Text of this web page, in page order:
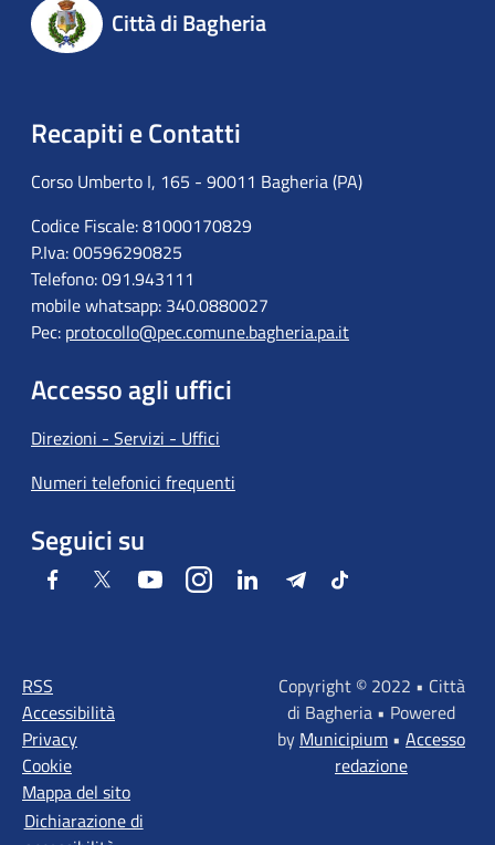
Città di Bagheria
Recapiti e Contatti
Corso Umberto I, 165 - 90011 Bagheria (PA)
Codice Fiscale: 81000170829
P.Iva: 00596290825
Telefono: 091.943111
mobile whatsapp: 340.0880027
Pec: protocollo@pec.comune.bagheria.pa.it
Accesso agli uffici
Direzioni - Servizi - Uffici
Numeri telefonici frequenti
Seguici su
Facebook Twitter YoutubeInstagramLinkedIn TelegramTiktok
RSS
Accessibilità
Privacy
Cookie
Mappa del sito
Dichiarazione di
Copyright © 2022 • Città
di Bagheria • Powered
by Municipium • Accesso
redazione